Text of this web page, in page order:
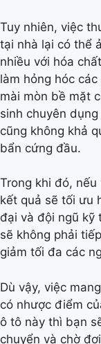
Tuy nhiên, việc
tại nhà lại có thể
nhiều với hóa
làm hỏng hóc
mài mòn bề mặt
sinh chuyên
cũng không khả
bẩn cứng đầu.
Trong khi đó,
kết quả sẽ tối ưu
đại và đội ngũ kỹ
sẽ không phải
giảm tối đa các
Dù vậy, việc
có nhược điểm
ô tô này thì bạn
chuyển và chờ